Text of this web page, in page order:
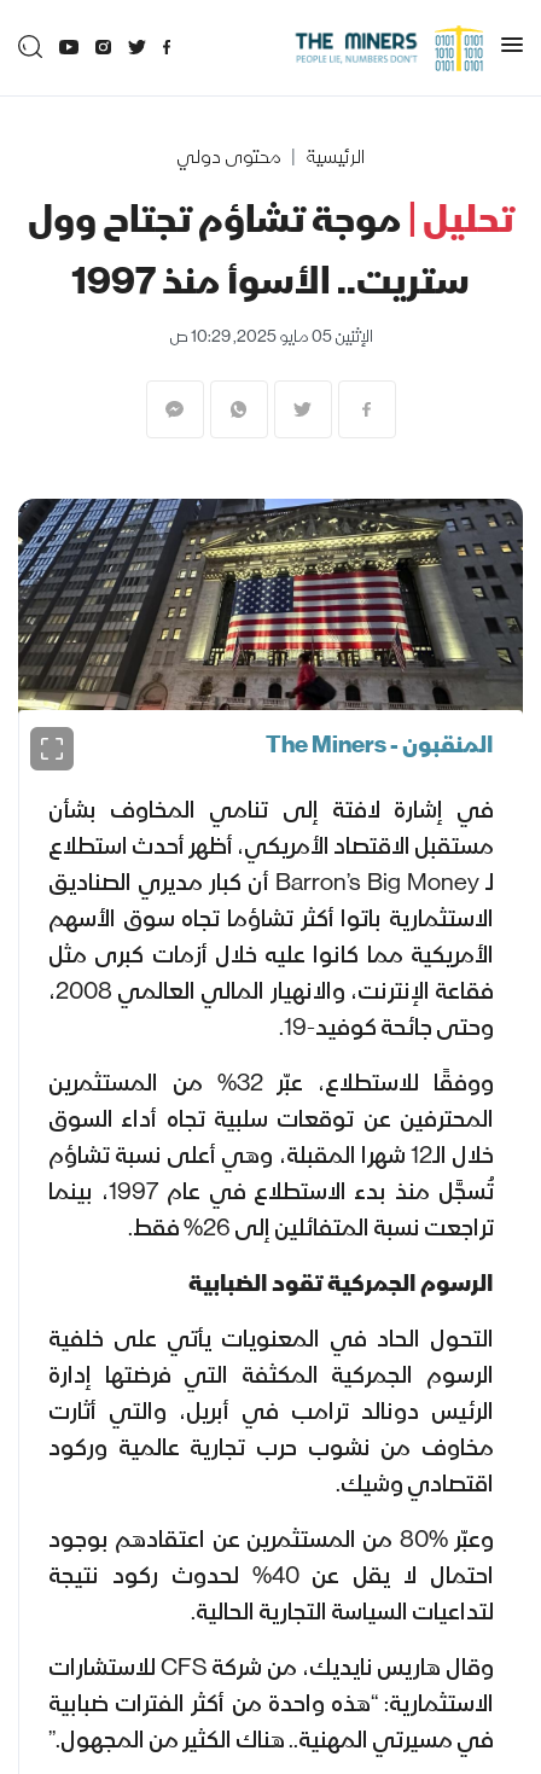
الرئيسية محتوى دولي
تحليل |موجة تشاؤم تجتاح وول
ستريت.. الأسوأ منذ 1997
الإثنين 05 مايو 2025, 10:29 ص
المنقبون - The Miners
في إشارة لافتة إلى تنامي المخاوف بشأن
مستقبل الاقتصاد الأمريكي، أظهر أحدث استطلاع
لـ Barron’s Big Money أن كبار مديري الصناديق
الاستثمارية باتوا أكثر تشاؤما تجاه سوق الأسهم
الأمريكية مما كانوا عليه خلال أزمات كبرى مثل
فقاعة الإنترنت، والانهيار المالي العالمي 2008،
وحتى جائحة كوفيد-19.
ووفقًا للاستطلاع، عبّر 32% من المستثمرين
المحترفين عن توقعات سلبية تجاه أداء السوق
خلال الـ12 شهرا المقبلة، وهي أعلى نسبة تشاؤم
تُسجَّل منذ بدء الاستطلاع في عام 1997، بينما
تراجعت نسبة المتفائلين إلى 26% فقط.
الرسوم الجمركية تقود الضبابية
التحول الحاد في المعنويات يأتي على خلفية
الرسوم الجمركية المكثفة التي فرضتها إدارة
الرئيس دونالد ترامب في أبريل، والتي أثارت
مخاوف من نشوب حرب تجارية عالمية وركود
اقتصادي وشيك.
وعبّر %80 من المستثمرين عن اعتقادهم بوجود
احتمال لا يقل عن 40% لحدوث ركود نتيجة
لتداعيات السياسة التجارية الحالية.
وقال هاريس نايديك، من شركة CFS للاستشارات
الاستثمارية: “هذه واحدة من أكثر الفترات ضبابية
في مسيرتي المهنية.. هناك الكثير من المجهول.”